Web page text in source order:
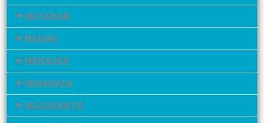
MATARAM
MEDAN
MERAUKE
MINAHASA
MOJOKERTO